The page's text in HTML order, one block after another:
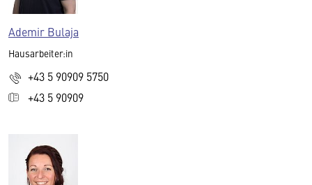
Ademir Bulaja
Hausarbeiter:in
+43 5 90909 5750
+43 5 90909